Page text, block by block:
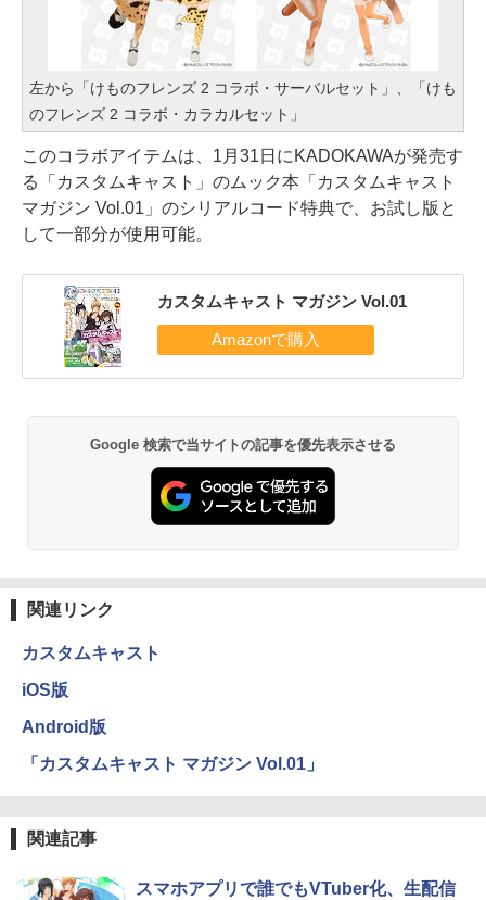
左から「けものフレンズ 2 コラボ・サーバルセット」、「けも
のフレンズ 2 コラボ・カラカルセット」
このコラボアイテムは、1月31日にKADOKAWAが発売す
る「カスタムキャスト」のムック本「カスタムキャスト
マガジン Vol.01」のシリアルコード特典で、お試し版と
して一部分が使用可能。
カスタムキャスト マガジン Vol.01
Google 検索で当サイトの記事を優先表示させる
関連リンク
カスタムキャスト
iOS版
Android版
「カスタムキャスト マガジン Vol.01」
関連記事
スマホアプリで誰でもVTuber化、生配信